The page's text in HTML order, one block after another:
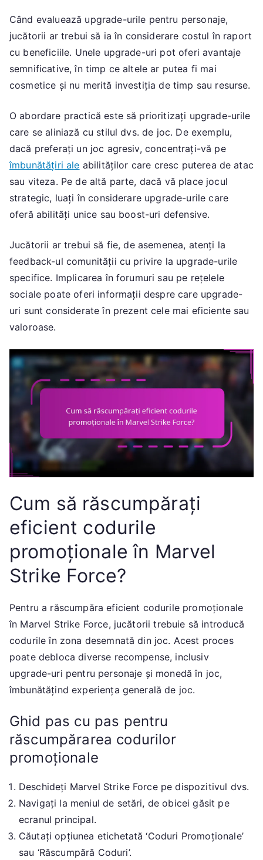
Când evaluează upgrade-urile pentru personaje,
jucătorii ar trebui să ia în considerare costul în raport
cu beneficiile. Unele upgrade-uri pot oferi avantaje
semnificative, în timp ce altele ar putea fi mai
cosmetice și nu merită investiția de timp sau resurse.
O abordare practică este să prioritizați upgrade-urile
care se aliniază cu stilul dvs. de joc. De exemplu,
dacă preferați un joc agresiv, concentrați-vă pe
îmbunătățiri ale abilităților care cresc puterea de atac
sau viteza. Pe de altă parte, dacă vă place jocul
strategic, luați în considerare upgrade-urile care
oferă abilități unice sau boost-uri defensive.
Jucătorii ar trebui să fie, de asemenea, atenți la
feedback-ul comunității cu privire la upgrade-urile
specifice. Implicarea în forumuri sau pe rețelele
sociale poate oferi informații despre care upgrade-
uri sunt considerate în prezent cele mai eficiente sau
valoroase.
Cum să răscumpărați
eficient codurile
promoționale în Marvel
Strike Force?
Pentru a răscumpăra eficient codurile promoționale
în Marvel Strike Force, jucătorii trebuie să introducă
codurile în zona desemnată din joc. Acest proces
poate debloca diverse recompense, inclusiv
upgrade-uri pentru personaje și monedă în joc,
îmbunătățind experiența generală de joc.
Ghid pas cu pas pentru
răscumpărarea codurilor
promoționale
Deschideți Marvel Strike Force pe dispozitivul dvs.
Navigați la meniul de setări, de obicei găsit pe
ecranul principal.
Căutați opțiunea etichetată ‘Coduri Promoționale’
sau ‘Răscumpără Coduri’.